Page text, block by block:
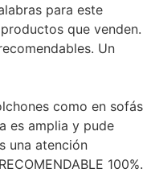
para este
que venden.
Un
como en sofás
es amplia y pude
una atención
100%.